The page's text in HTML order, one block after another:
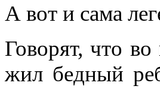
А вот и сама
Говорят, что
жил бедный